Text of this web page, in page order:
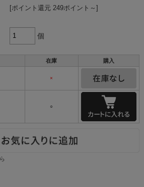
[ポイント還元 249ポイント～]
個
在庫 購入
×
○